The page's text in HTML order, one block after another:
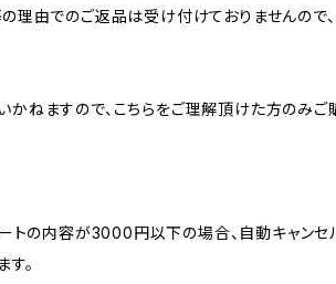
理由でのご返品は受け付けておりませんので
ねますので、こちらをご理解頂けた方のみ
の内容が3000円以下の場合、自動キャンセ
。